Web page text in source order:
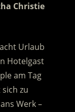
Christie
Urlaub
Hotelgast
am Tag
zu
Werk –